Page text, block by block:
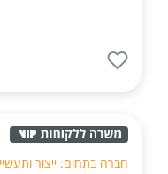
חברה בתחום: ייצור